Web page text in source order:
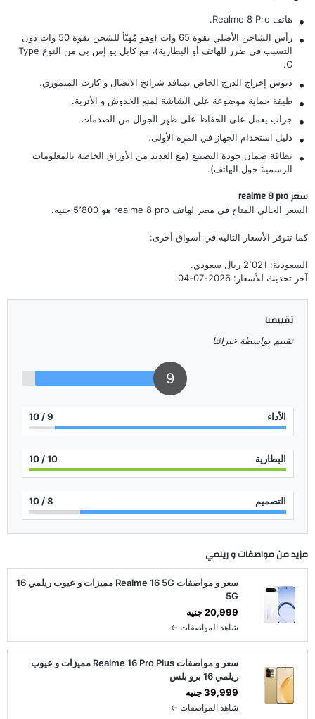
هاتف Realme 8 Pro.
رأس الشاحن الأصلي بقوة 65 وات (وهو مُهيّأ للشحن بقوة 50 وات دون
التسبب في ضرر للهاتف أو البطارية)، مع كابل يو إس بي من النوع Type
C.
دبوس إخراج الدرج الخاص بمنافذ شرائح الاتصال و كارت الميموري.
طبقة حماية موضوعة على الشاشة لمنع الخدوش و الأتربة.
جراب يعمل على الحفاظ على ظهر الجوال من الصدمات.
دليل استخدام الجهاز في المرة الأولى،
بطاقة ضمان جودة التصنيع (مع العديد من الأوراق الخاصة بالمعلومات
الرسمية حول الهاتف).
سعر realme 8 pro
السعر الحالي المتاح في مصر لهاتف realme 8 pro هو 5٬800 جنيه.
كما تتوفر الأسعار التالية في أسواق أخرى:
السعودية: 2٬021 ريال سعودي.
آخر تحديث للأسعار: 2026-07-04.
تقييمنا
تقييم بواسطة خبرائنا
9
الأداء 9
/ 10
البطارية 10
/ 10
التصميم 8
/ 10
مزيد من مواصفات وريلمي
سعر و مواصفات Realme 16 5G مميزات و عيوب ريلمي 16
5G
20,999 جنيه
شاهد المواصفات ←
سعر و مواصفات Realme 16 Pro Plus مميزات و عيوب
ريلمي 16 برو بلس
39,999 جنيه
شاهد المواصفات ←